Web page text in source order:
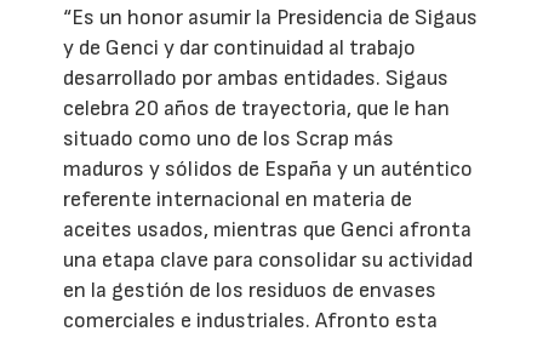
“Es un honor asumir la Presidencia de Sigaus
y de Genci y dar continuidad al trabajo
desarrollado por ambas entidades. Sigaus
celebra 20 años de trayectoria, que le han
situado como uno de los Scrap más
maduros y sólidos de España y un auténtico
referente internacional en materia de
aceites usados, mientras que Genci afronta
una etapa clave para consolidar su actividad
en la gestión de los residuos de envases
comerciales e industriales. Afronto esta